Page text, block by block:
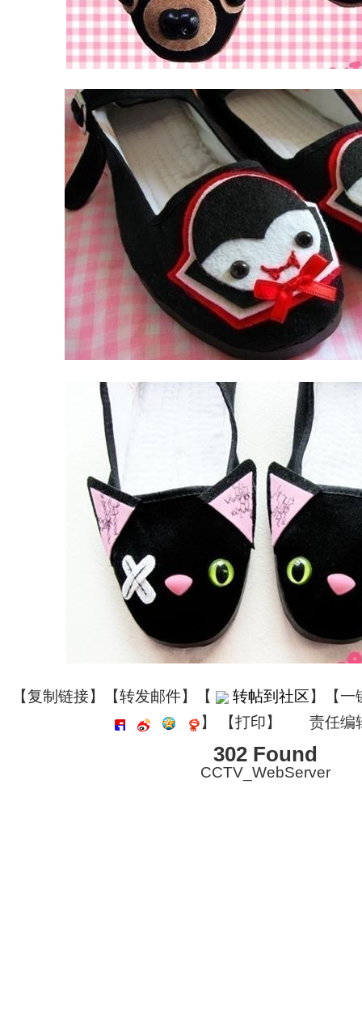
【复制链接】【转发邮件】 【 转帖到社区】【
】
【打印】 责任编
302 Found
CCTV_WebServer